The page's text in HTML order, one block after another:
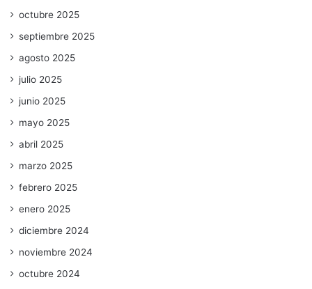
octubre 2025
septiembre 2025
agosto 2025
julio 2025
junio 2025
mayo 2025
abril 2025
marzo 2025
febrero 2025
enero 2025
diciembre 2024
noviembre 2024
octubre 2024